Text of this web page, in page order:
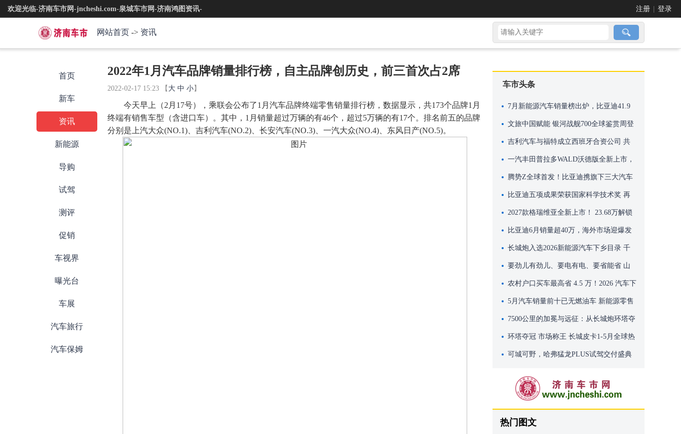
欢迎光临-济南车市网-jncheshi.com-泉城车市网-济南鸿图资讯- 注册 登录
网站首页 -> 资讯
首页
新车
资讯
新能源
导购
试驾
测评
促销
车视界
曝光台
车展
汽车旅行
汽车保姆
2022年1月汽车品牌销量排行榜，自主品牌创历史，前三首次占2席
2022-02-17 15:23 【 大 中 小 】
今天早上（2月17号），乘联会公布了1月汽车品牌终端零售销量排行榜，数据显示，共173个品牌1月
终端有销售车型（含进口车）。其中，1月销量超过万辆的有46个，超过5万辆的有17个。排名前五的品牌
分别是上汽大众(NO.1)、吉利汽车(NO.2)、长安汽车(NO.3)、一汽大众(NO.4)、东风日产(NO.5)。
车市头条
7月新能源汽车销量榜出炉，比亚迪41.9
万辆稳居榜首
文旅中国赋能 银河战舰700全球鉴赏周登
陆米兰
吉利汽车与福特成立西班牙合资公司 共
享瓦伦西亚工厂产能进行本地化生产
一汽丰田普拉多WALD沃德版全新上市，
机甲风格，硬核来袭！
腾势Z全球首发！比亚迪携旗下三大汽车
品牌再次亮相英国古德伍德速度节
比亚迪五项成果荣获国家科学技术奖 再
创历史新高
2027款格瑞维亚全新上市！ 23.68万解锁
百万级移动座舱
比亚迪6月销量超40万，海外市场迎爆发
式增长
长城炮入选2026新能源汽车下乡目录 千
万别错过这波国家专属福利
要劲儿有劲儿、要电有电、要省能省 山
海炮Hi4-T带你嗨玩端午假期
农村户口买车最高省 4.5 万！2026 汽车下
乡补贴全攻略
5月汽车销量前十已无燃油车 新能源零售
渗透率62.9%
7500公里的加冕与远征：从长城炮环塔夺
冠，看中国皮卡向上突破的雄心
环塔夺冠 市场称王 长城皮卡1-5月全球热
销78500辆
可城可野，哈弗猛龙PLUS试驾交付盛典
热门图文